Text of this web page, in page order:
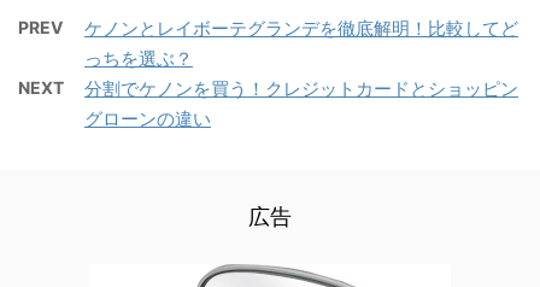
PREV
ケノンとレイボーテグランデを徹底解明！比較してど
っちを選ぶ？
NEXT
分割でケノンを買う！クレジットカードとショッピン
グローンの違い
広告